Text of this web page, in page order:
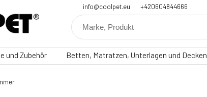
info@coolpet.eu +420604844666
und Zubehör Betten, Matratzen, Unterlagen und Decken